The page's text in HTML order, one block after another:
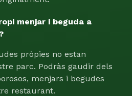
menjar i beguda a
pròpies no estan
parc. Podràs gaudir dels
menjars i begudes
restaurant.